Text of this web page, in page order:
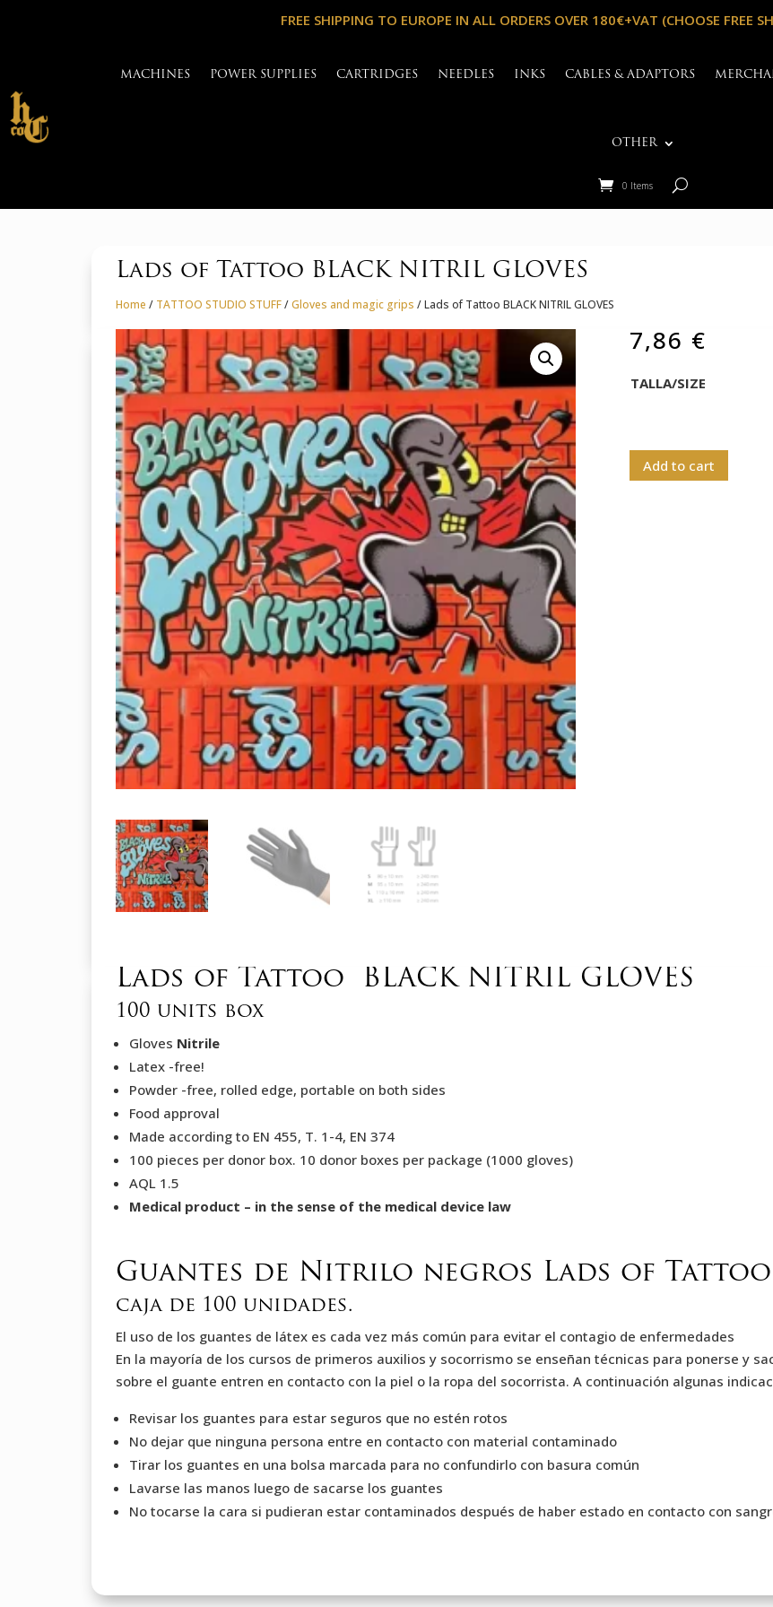
FREE SHIPPING TO EUROPE IN ALL ORDERS OVER 180€+VAT (CHOOSE FREE
MACHINES POWER SUPPLIES CARTRIDGES NEEDLES INKS CABLES & ADAPTORS
OTHER
0 Items
Lads of Tattoo BLACK NITRIL GLOVES
Home / TATTOO STUDIO STUFF/Gloves and magic grips / Lads of Tattoo BLACK NITRIL GLOVES
7,86 €
TALLA/SIZE
Add to cart
Lads of Tattoo BLACK NITRIL GLOVES
100 units box
Gloves Nitrile
Latex -free!
Powder -free, rolled edge, portable on both sides
Food approval
Made according to EN 455, T. 1-4, EN 374
100 pieces per donor box. 10 donor boxes per package (1000 gloves)
AQL 1.5
Medical product – in the sense of the medical device law
Guantes de Nitrilo negros Lads of Tattoo
caja de 100 unidades.
El uso de los guantes de látex es cada vez más común para evitar el contagio de enfermedades
En la mayoría de los cursos de primeros auxilios y socorrismo se enseñan técnicas para ponerse y
sobre el guante entren en contacto con la piel o la ropa del socorrista. A continuación algunas
Revisar los guantes para estar seguros que no estén rotos
No dejar que ninguna persona entre en contacto con material contaminado
Tirar los guantes en una bolsa marcada para no confundirlo con basura común
Lavarse las manos luego de sacarse los guantes
No tocarse la cara si pudieran estar contaminados después de haber estado en contacto con